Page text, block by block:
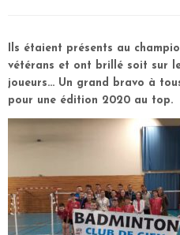
Ils étaient présents au
vétérans et ont brillé soit sur
joueurs… Un grand bravo à
pour une édition 2020 au top.